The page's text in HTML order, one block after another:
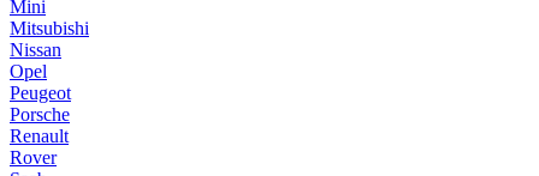
Mini
Mitsubishi
Nissan
Opel
Peugeot
Porsche
Renault
Rover